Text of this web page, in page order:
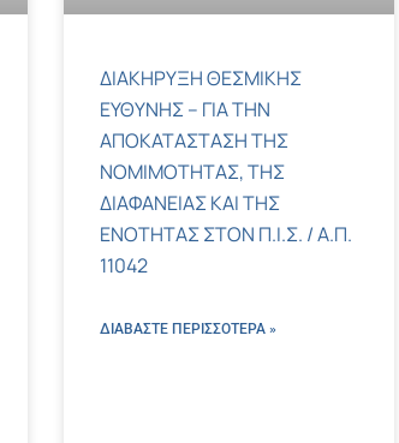
ΔΙΑΚΗΡΥΞΗ ΘΕΣΜΙΚΗΣ
ΕΥΘΥΝΗΣ – ΓΙΑ ΤΗΝ
ΑΠΟΚΑΤΑΣΤΑΣΗ ΤΗΣ
ΝΟΜΙΜΟΤΗΤΑΣ, ΤΗΣ
ΔΙΑΦΑΝΕΙΑΣ ΚΑΙ ΤΗΣ
ΕΝΟΤΗΤΑΣ ΣΤΟΝ Π.Ι.Σ. / Α.Π.
11042
ΔΙΑΒΑΣΤΕ ΠΕΡΙΣΣΌΤΕΡΑ »